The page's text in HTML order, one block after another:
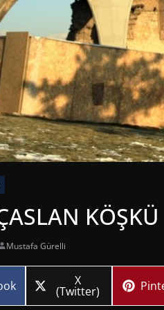
Mustafa Gürelli
Share
on
X
(Twitter)